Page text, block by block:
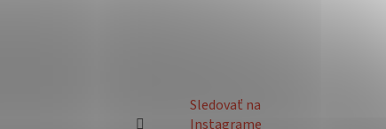
Sledovať na
Instagrame